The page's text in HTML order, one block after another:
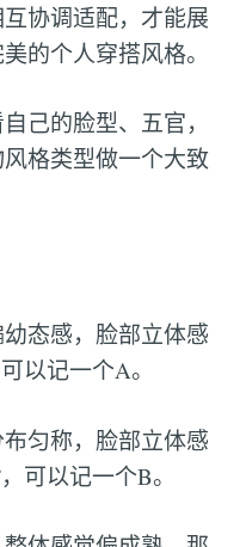
协调适配，才能展
的个人穿搭风格。
己的脸型、五官，
格类型做一个大致
态感，脸部立体感
以记一个A。
匀称，脸部立体感
可以记一个B。